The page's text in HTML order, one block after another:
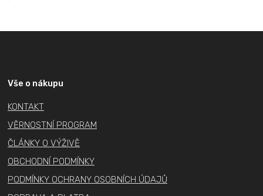
Vše o nákupu
KONTAKT
VĚRNOSTNÍ PROGRAM
ČLÁNKY O VÝŽIVĚ
OBCHODNÍ PODMÍNKY
PODMÍNKY OCHRANY OSOBNÍCH ÚDAJŮ